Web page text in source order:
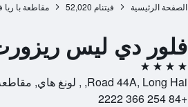
الصفحة الرئيسية فيتنام 52,020 مقاطعة با ريا
فلور دي ليس
4 نجوم
Road 44A, Long Hai, , لونغ هاي, مقاطعة با ريا فونج تاو, فيتنام
+84 254 366 2222